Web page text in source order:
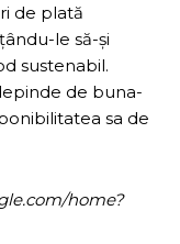
de plată
le să-și
sustenabil.
de buna-
sa de
home?